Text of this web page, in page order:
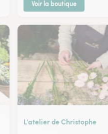
Voir la boutique
L’atelier de Christophe